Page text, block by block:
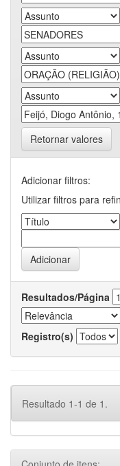
Retornar valores
Adicionar filtros:
Utilizar filtros para
Resultados/Página
Registro(s)
Resultado 1-1 de 1.